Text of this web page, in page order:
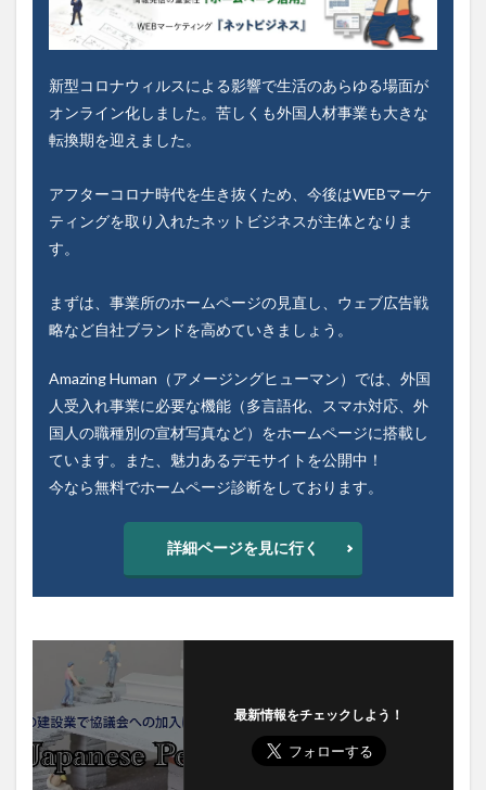
新型コロナウィルスによる影響で生活のあらゆる場面が
オンライン化しました。苦しくも外国人材事業も大きな
転換期を迎えました。
アフターコロナ時代を生き抜くため、今後はWEBマーケ
ティングを取り入れたネットビジネスが主体となりま
す。
まずは、事業所のホームページの見直し、ウェブ広告戦
略など自社ブランドを高めていきましょう。
Amazing Human（アメージングヒューマン）では、外国
人受入れ事業に必要な機能（多言語化、スマホ対応、外
国人の職種別の宣材写真など）をホームページに搭載し
ています。また、魅力あるデモサイトを公開中！
今なら無料でホームページ診断をしております。
詳細ページを見に行く
最新情報をチェックしよう！